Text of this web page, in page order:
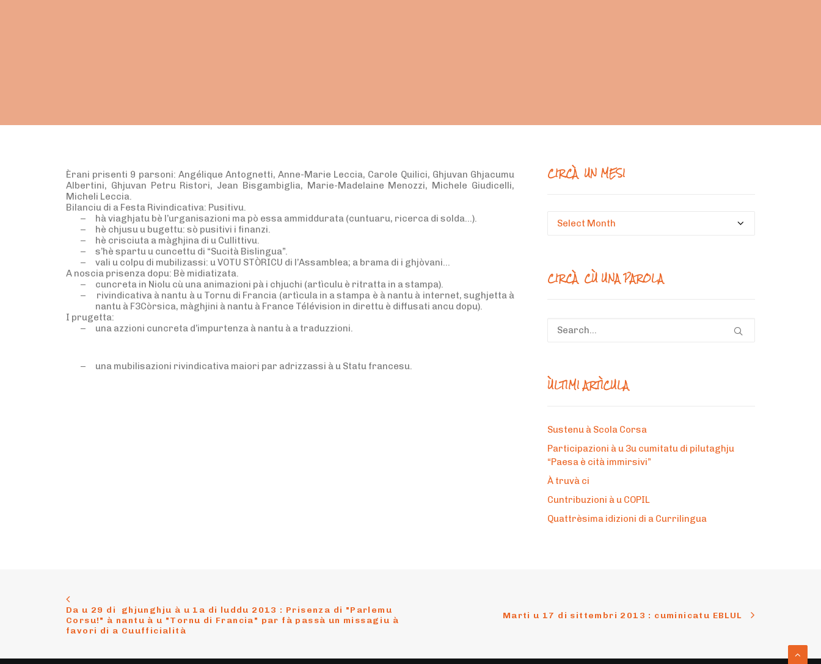
Èrani prisenti 9 parsoni: Angélique Antognetti, Anne-Marie Leccia, Carole Quilici, Ghjuvan Ghjacumu
Albertini, Ghjuvan Petru Ristori, Jean Bisgambiglia, Marie-Madelaine Menozzi, Michele Giudicelli,
Micheli Leccia.
Bilanciu di a Festa Rivindicativa: Pusitivu.
–
hà viaghjatu bè l’urganisazioni ma pò essa ammiddurata (cuntuaru, ricerca di solda…).
–
hè chjusu u bugettu: sò pusitivi i finanzi.
–
hè crisciuta a màghjina di u Cullittivu.
–
s’hè spartu u cuncettu di “Sucità Bislingua”.
–
vali u colpu di mubilizassi: u VOTU STÒRICU di l’Assamblea; a brama di i ghjòvani…
A noscia prisenza dopu: Bè midiatizata.
–
cuncreta in Niolu cù una animazioni pà i chjuchi (artìculu è ritratta in a stampa).
–
rivindicativa à nantu à u Tornu di Francia (artìcula in a stampa è à nantu à internet, sughjetta à
nantu à F3Còrsica, màghjini à nantu à France Télévision in direttu è diffusati ancu dopu).
I prugetta:
–
una azzioni cuncreta d’impurtenza à nantu à a traduzzioni.
– una mubilisazioni rivindicativa maiori par adrizzassi à u Statu francesu.
CIRCÀ UN MESI
Circà
CIRCÀ CÙ UNA PAROLA
ÙLTIMI ARTÌCULA
Sustenu à Scola Corsa
Participazioni à u 3u cumitatu di pilutaghju
“Paesa è cità immirsivi”
À truvà ci
Cuntribuzioni à u COPIL
Quattrèsima idizioni di a Currilingua
Da u 29 di  ghjunghju à u 1a di luddu 2013 : Prisenza di "Parlemu
Corsu!" à nantu à u "Tornu di Francia" par fà passà un missagiu à
favori di a Cuufficialità
Marti u 17 di sittembri 2013 : cuminicatu EBLUL